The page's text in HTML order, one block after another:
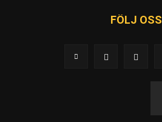
FÖLJ OSS